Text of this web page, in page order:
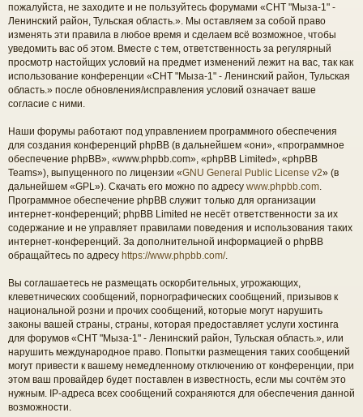
пожалуйста, не заходите и не пользуйтесь форумами «СНТ "Мыза-1" -
Ленинский район, Тульская область.». Мы оставляем за собой право
изменять эти правила в любое время и сделаем всё возможное, чтобы
уведомить вас об этом. Вместе с тем, ответственность за регулярный
просмотр настойщих условий на предмет изменений лежит на вас, так как
использование конференции «СНТ "Мыза-1" - Ленинский район, Тульская
область.» после обновления/исправления условий означает ваше
согласие с ними.
Наши форумы работают под управлением программного обеспечения
для создания конференций phpBB (в дальнейшем «они», «программное
обеспечение phpBB», «www.phpbb.com», «phpBB Limited», «phpBB
Teams»), выпущенного по лицензии «GNU General Public License v2» (в
дальнейшем «GPL»). Скачать его можно по адресу www.phpbb.com
Программное обеспечение phpBB служит только для организации
интернет-конференций; phpBB Limited не несёт ответственности за их
содержание и не управляет правилами поведения и использования таких
интернет-конференций. За дополнительной информацией о phpBB
обращайтесь по адресу https://www.phpbb.com/.
Вы соглашаетесь не размещать оскорбительных, угрожающих,
клеветнических сообщений, порнографических сообщений, призывов к
национальной розни и прочих сообщений, которые могут нарушить
законы вашей страны, страны, которая предоставляет услуги хостинга
для форумов «СНТ "Мыза-1" - Ленинский район, Тульская область.», или
нарушить международное право. Попытки размещения таких сообщений
могут привести к вашему немедленному отключению от конференции, при
этом ваш провайдер будет поставлен в известность, если мы сочтём это
нужным. IP-адреса всех сообщений сохраняются для обеспечения данной
возможности.